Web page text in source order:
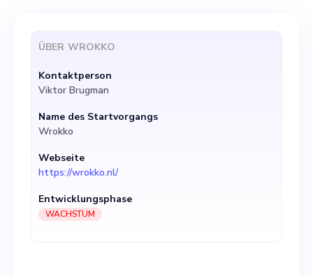
bikulturelle Talente dabei
unterstützt, ihre
Karriereziele zu
verwirklichen. Wir sind auf
der Suche nach einem
proaktiven,
ergebnisorientierten und
inspirierenden Manager, der
ÜBER WROKKO
Kontaktperson
Viktor Brugman
Name des Startvorgangs
Wrokko
Webseite
https://wrokko.nl/
Entwicklungsphase
WACHSTUM